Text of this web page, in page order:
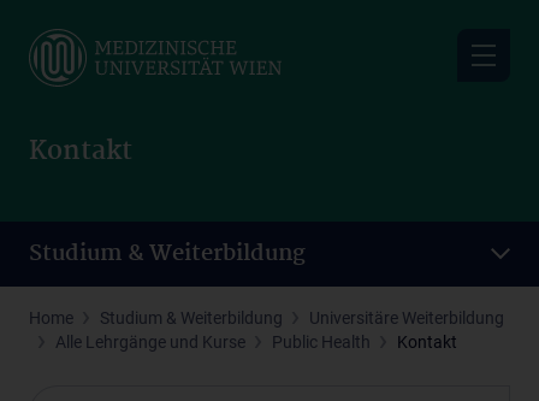
main
Kontakt
Studium & Weiterbildung
Home Studium & Weiterbildung
Universitäre Weiterbildung
Alle Lehrgänge und Kurse
Public Health Kontakt